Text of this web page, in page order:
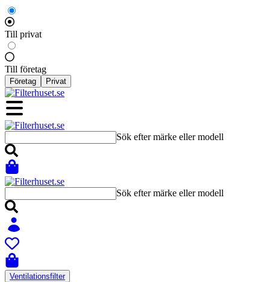
Till privat
Till företag
Företag Privat
Sök efter märke eller modell
Sök efter märke eller modell
Ventilationsfilter